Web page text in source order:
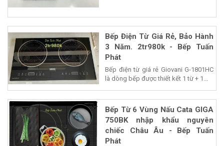
Bếp Điện Từ Giá Rẻ, Bảo Hành
3 Năm. 2tr980k - Bếp Tuấn
Phát
Bếp điện từ giá rẻ Giovani G-1801HC
là dòng bếp được thiết kết 1 từ + 1...
Bếp Từ 6 Vùng Nấu Cata GIGA
750BK nhập khẩu nguyên
chiếc Châu Âu - Bếp Tuấn
Phát